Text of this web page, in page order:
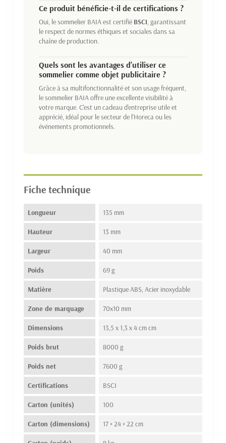
Ce produit bénéficie-t-il de certifications ?
Oui, le sommelier BAIA est certifié BSCI, garantissant
le respect de normes éthiques et sociales dans sa
chaîne de production.
Quels sont les avantages d'utiliser ce
sommelier comme objet publicitaire ?
Grâce à sa multifonctionnalité et son usage fréquent,
le sommelier BAIA offre une excellente visibilité à
votre marque. C'est un cadeau d'entreprise utile et
apprécié, idéal pour le secteur de l'Horeca ou les
événements promotionnels.
Fiche technique
Longueur 135 mm
Hauteur 13 mm
Largeur 40 mm
Poids 69 g
Matière Plastique ABS, Acier inoxydable
Zone de marquage 70x10 mm
Dimensions 13,5 x 1,3 x 4 cm cm
Poids brut 8000 g
Poids net 7600 g
Certifications BSCI
Carton (unités) 100
Carton (dimensions) 17 × 24 × 22 cm